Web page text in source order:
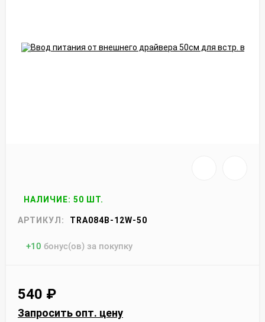
НАЛИЧИЕ: 50 ШТ.
АРТИКУЛ: TRA084B-12W-50
+10 бонус(ов) за покупку
540 ₽
Запросить опт. цену